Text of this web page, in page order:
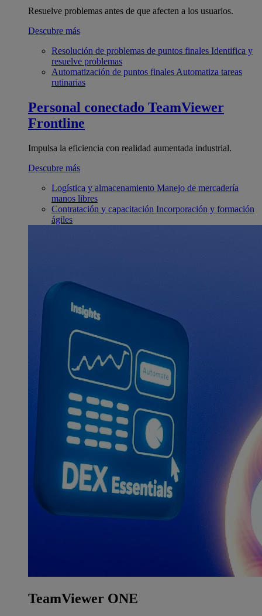
Resuelve problemas antes de que afecten a los usuarios.
Descubre más
Resolución de problemas de puntos finales Identifica y
resuelve problemas
Automatización de puntos finales Automatiza tareas
rutinarias
Personal conectado TeamViewer
Frontline
Impulsa la eficiencia con realidad aumentada industrial.
Descubre más
Logística y almacenamiento Manejo de mercadería
manos libres
Contratación y capacitación Incorporación y formación
ágiles
TeamViewer ONE